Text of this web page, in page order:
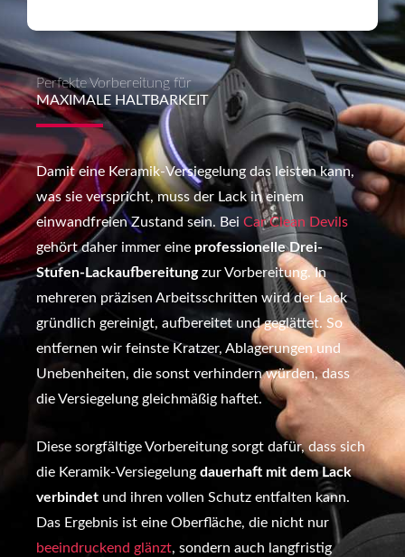
Perfekte Vorbereitung für
MAXIMALE HALTBARKEIT
Damit eine Keramik-Versiegelung das leisten kann,
was sie verspricht, muss der Lack in einem
einwandfreien Zustand sein. Bei Car Clean Devils
gehört daher immer eine professionelle Drei-
Stufen-Lackaufbereitungzur Vorbereitung. In
mehreren präzisen Arbeitsschritten wird der Lack
gründlich gereinigt, aufbereitet und geglättet. So
entfernen wir feinste Kratzer, Ablagerungen und
Unebenheiten, die sonst verhindern würden, dass
die Versiegelung gleichmäßig haftet.
Diese sorgfältige Vorbereitung sorgt dafür, dass sich
die Keramik-Versiegelung dauerhaft mit dem Lack
verbindet und ihren vollen Schutz entfalten kann.
Das Ergebnis ist eine Oberfläche, die nicht nur
beeindruckend glänzt, sondern auch langfristig